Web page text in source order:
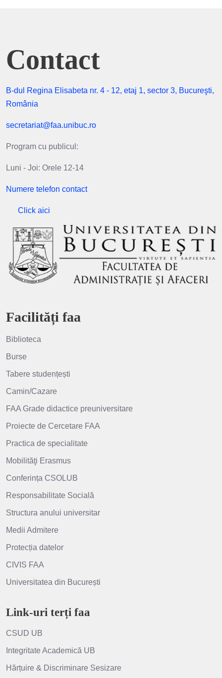
Contact
B-dul Regina Elisabeta nr. 4 - 12, etaj 1, sector 3, Bucureşti,
România
secretariat@faa.unibuc.ro
Program cu publicul:
Luni - Joi: Orele 12-14
Numere telefon contact
Click aici
Facilități faa
Biblioteca
Burse
Tabere studențești
Camin/Cazare
FAA Grade didactice preuniversitare
Proiecte de Cercetare FAA
Practica de specialitate
Mobilităţi Erasmus
Conferința CSOLUB
Responsabilitate Socială
Structura anului universitar
Medii Admitere
Protecția datelor
CIVIS FAA
Universitatea din București
Link-uri terți faa
CSUD UB
Integritate Academică UB
Hărțuire & Discriminare Sesizare